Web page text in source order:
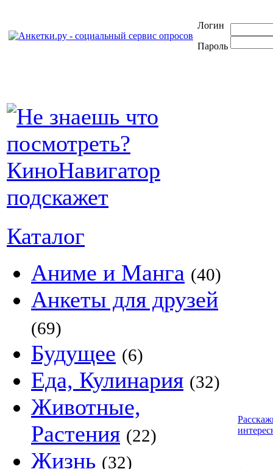
Логин
Пароль
Каталог
Аниме и Манга (40)
Анкеты для друзей
(69)
Будущее (6)
Еда, Кулинария (32)
Животные,
Растения (22)
Жизнь (32)